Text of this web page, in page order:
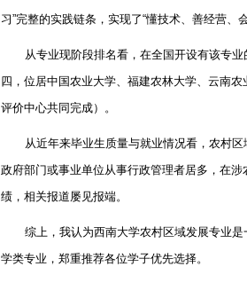
习”完整的实践链条，实现了“懂技术、善经营、
从专业现阶段排名看，在全国开设有该专业
四，位居中国农业大学、福建农林大学、云南
评价中心共同完成）。
从近年来毕业生质量与就业情况看，农村
政府部门或事业单位从事行政管理者居多，在
绩，相关报道屡见报端。
综上，我认为西南大学农村区域发展专业
学类专业，郑重推荐各位学子优先选择。